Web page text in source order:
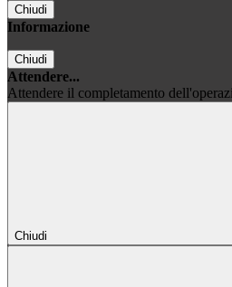
Chiudi
Informazione
Chiudi
Attendere...
Attendere il completamento
Chiudi